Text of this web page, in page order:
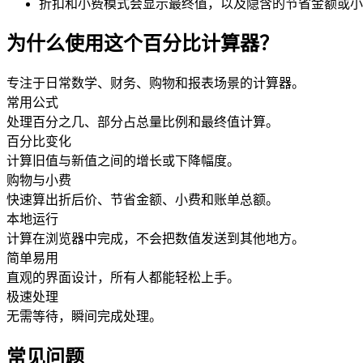
折扣和小费模式会显示最终值，以及隐含的节省金额或
为什么使用这个百分比计算器？
专注于日常数学、财务、购物和报表场景的计算器。
常用公式
处理百分之几、部分占总量比例和最终值计算。
百分比变化
计算旧值与新值之间的增长或下降幅度。
购物与小费
快速算出折后价、节省金额、小费和账单总额。
本地运行
计算在浏览器中完成，不会把数值发送到其他地方。
简单易用
直观的界面设计，所有人都能轻松上手。
极速处理
无需等待，瞬间完成处理。
常见问题